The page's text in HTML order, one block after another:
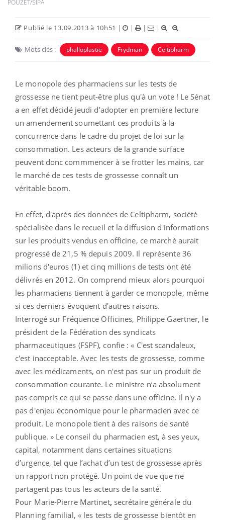
POUZET/SIPA
Publié le 13.09.2013 à 10h51 | | | |
Mots clés : phalloplastie Frydman Celtipharm
Le monopole des pharmaciens sur les tests de
grossesse ne tient peut-être plus qu'à un vote ! Le Sénat
a en effet décidé jeudi d'adopter en première lecture
un amendement soumettant ces produits à la
concurrence dans le cadre du projet de loi sur la
consommation. Les acteurs de la grande surface
peuvent donc commmencer à se frotter les mains, car
le marché de ces tests de grossesse connaît un
véritable boom.
En effet, d'après des données de Celtipharm, société
spécialisée dans le recueil et la diffusion d'informations
sur les produits vendus en officine, ce marché aurait
progressé de 21,5 % depuis 2009. Il représente 36
milions d'euros (1) et cinq millions de tests ont été
délivrés en 2012. On comprend mieux alors pourquoi
les pharmaciens tiennent à garder ce monopole, même
si ces derniers évoquent d'autres raisons.
Interrogé sur Fréquence Officines, Philippe Gaertner, le
président de la Fédération des syndicats
pharmaceutiques (FSPF), confie : « C'est scandaleux,
c'est inacceptable. Avec les tests de grossesse, comme
avec les médicaments, on n'est pas sur un produit de
consommation courante. Le ministre n’a absolument
pas compris ce qui se passe dans une officine. Il n'y a
pas d'enjeu économique pour le pharmacien avec ce
produit. Le monopole tient à des raisons de santé
publique. » Le conseil du pharmacien est, à ses yeux,
capital, notamment dans certaines situations
d’urgence, tel que l’achat d’un test de grossesse après
un rapport non protégé. Un point de vue que ne
partagent pas tous les acteurs de la santé.
Pour Marie-Pierre Martinet, secrétaire générale du
Planning familial, « les tests de grossesse bientôt en